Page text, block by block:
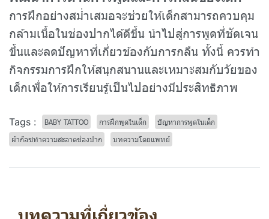
การฝึกอย่างสม่ำเสมอจะช่วยให้เด็กสามารถควบคุม
กล้ามเนื้อในช่องปากได้ดีขึ้น นำไปสู่การพูดที่ชัดเจน
ขึ้นและลดปัญหาที่เกี่ยวข้องกับการกลืน ทั้งนี้ ควรทำ
กิจกรรมการฝึกให้สนุกสนานและเหมาะสมกับวัยของ
เด็กเพื่อให้การเรียนรู้เป็นไปอย่างมีประสิทธิภาพ
Tags : BABY TATTOO การฝึกพูดในเด็ก
ปัญหาการพูดในเด็ก
ผ้าก๊อซทำความสะอาดช่องปาก
บทความโดยแพทย์
บทความที่เกี่ยวข้อง